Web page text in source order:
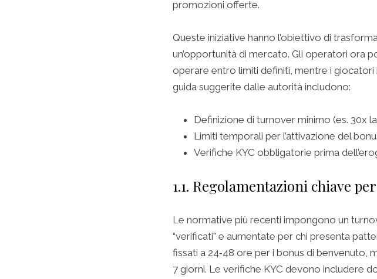
promozioni offerte.
Queste iniziative hanno l’obiettivo di
un’opportunità di mercato. Gli operatori ora
operare entro limiti definiti, mentre i
guida suggerite dalle autorità includono:
Definizione di turnover minimo (es. 30x
Limiti temporali per l’attivazione del
Verifiche KYC obbligatorie prima
1.1. Regolamentazioni chiave
Le normative più recenti impongono un
“verificati” e aumentate per chi presenta
fissati a 24‑48 ore per i bonus di benvenuto,
7 giorni. Le verifiche KYC devono includere